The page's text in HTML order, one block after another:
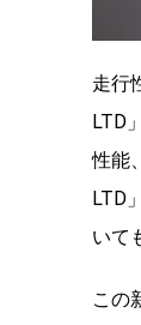
走行
LTD
性能
LTD
いて
この